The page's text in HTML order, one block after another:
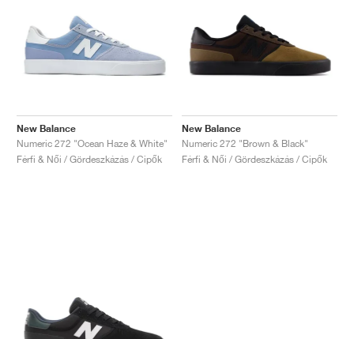
New Balance
Numeric 272 "Ocean Haze & White"
Férfi & Női / Gördeszkázás / Cipők
New Balance
Numeric 272 "Brown & Black"
Férfi & Női / Gördeszkázás / Cipők